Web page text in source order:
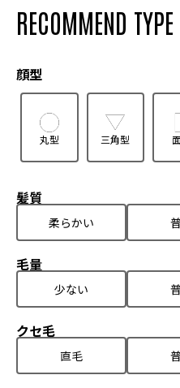
RECOMMEND TYPE
顔型
丸型 三角型
髪質
柔らかい
毛量
少ない
クセ毛
直毛